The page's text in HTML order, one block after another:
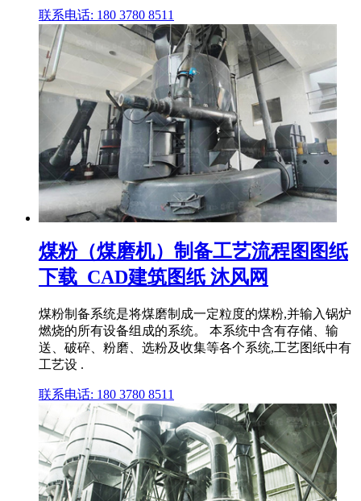
联系电话: 180 3780 8511
煤粉（煤磨机）制备工艺流程图图纸
下载_CAD建筑图纸 沐风网
煤粉制备系统是将煤磨制成一定粒度的煤粉,并输入锅炉
燃烧的所有设备组成的系统。 本系统中含有存储、输
送、破碎、粉磨、选粉及收集等各个系统,工艺图纸中有
工艺设 .
联系电话: 180 3780 8511